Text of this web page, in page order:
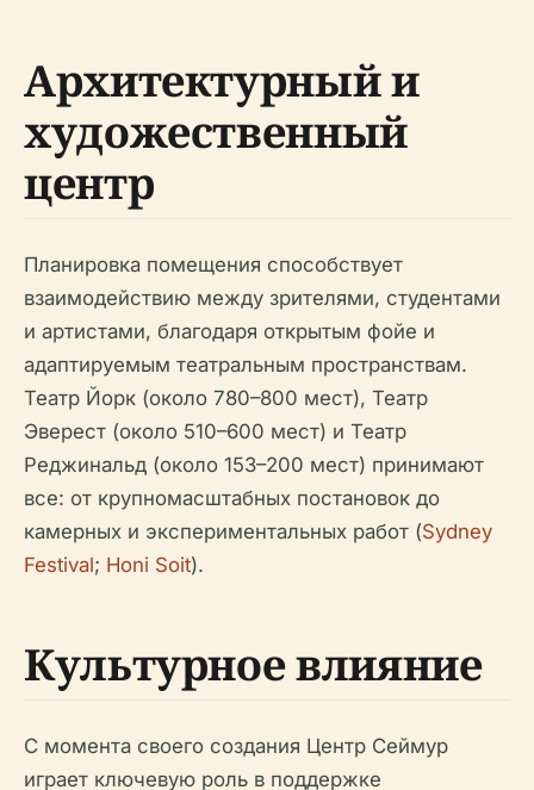
Архитектурный и
художественный
центр
Планировка помещения способствует
взаимодействию между зрителями, студентами
и артистами, благодаря открытым фойе и
адаптируемым театральным пространствам.
Театр Йорк (около 780–800 мест), Театр
Эверест (около 510–600 мест) и Театр
Реджинальд (около 153–200 мест) принимают
все: от крупномасштабных постановок до
камерных и экспериментальных работ (Sydney
Festival; Honi Soit).
Культурное влияние
С момента своего создания Центр Сеймур
играет ключевую роль в поддержке